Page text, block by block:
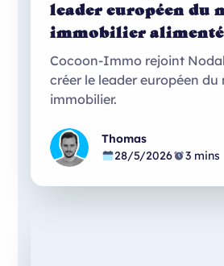
leader européen du
immobilier alimenté
Cocoon-Immo rejoint
créer le leader européen
immobilier.
Thomas
28/5/2026
3 mins